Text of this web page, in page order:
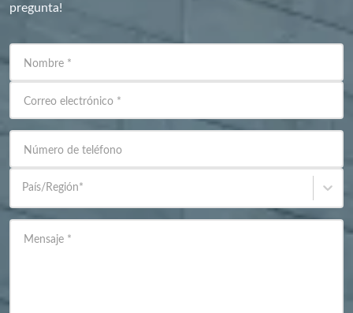
pregunta!
Nombre *
Correo electrónico *
Número de teléfono
País/Región*
Mensaje *